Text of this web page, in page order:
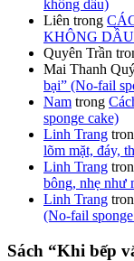
không dầu)
Liên trong
KHÔNG
Quyên Trần
Mai Thanh
bại” (No-fail
Nam trong
sponge cake)
Linh Trang
lõm mặt, đáy,
Linh Trang
bông, nhẹ như
Linh Trang
(No-fail
Sách “Khi bếp